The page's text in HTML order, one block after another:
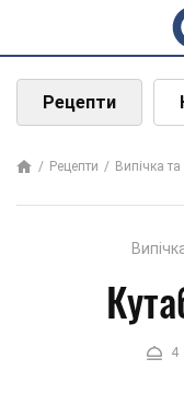
Рецепти
Рецепти Випічка та
4